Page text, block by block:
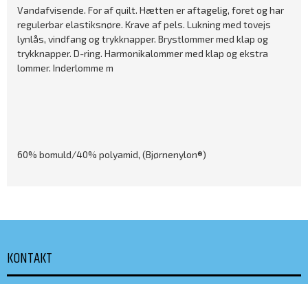
Vandafvisende. For af quilt. Hætten er aftagelig, foret og har
regulerbar elastiksnøre. Krave af pels. Lukning med tovejs
lynlås, vindfang og trykknapper. Brystlommer med klap og
trykknapper. D-ring. Harmonikalommer med klap og ekstra
lommer. Inderlomme m
60% bomuld/40% polyamid, (Bjørnenylon®)
KONTAKT